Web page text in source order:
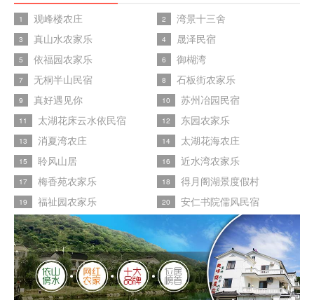
1 观峰楼农庄 2 湾景十三舍
3 真山水农家乐 4 晟泽民宿
5 依福园农家乐 6 御楜湾
7 无桐半山民宿 8 石板街农家乐
9 真好遇见你 10 苏州冶园民宿
11 太湖花床云水依民宿 12 东园农家乐
13 消夏湾农庄 14 太湖花海农庄
15 聆风山居 16 近水湾农家乐
17 梅香苑农家乐 18 得月阁湖景度假村
19 福祉园农家乐 20 安仁书院儒风民宿